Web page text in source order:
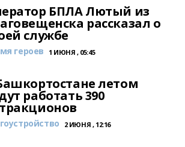
БПЛА Лютый из
рассказал о
службе
героев 1 ИЮНЯ , 05:45
летом
работать 390
2 ИЮНЯ , 12:16